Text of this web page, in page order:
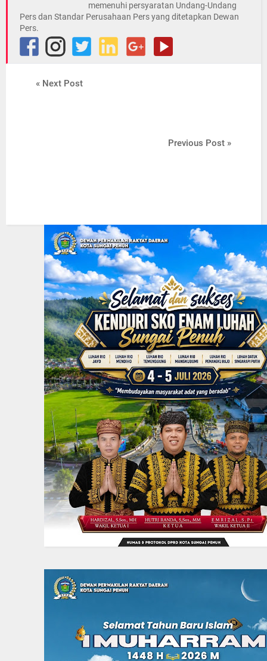
memenuhi persyaratan Undang-Undang
Pers dan Standar Perusahaan Pers yang ditetapkan Dewan
Pers.
« Next Post
Previous Post »